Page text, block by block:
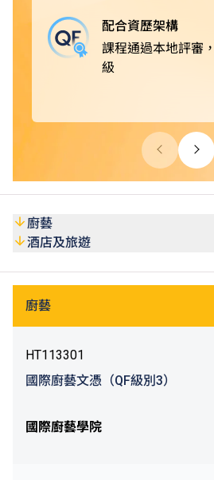
配合資歷架構
課程通過本地評審
級
廚藝
酒店及旅遊
廚藝
HT113301
國際廚藝文憑（QF級別3）
國際廚藝學院